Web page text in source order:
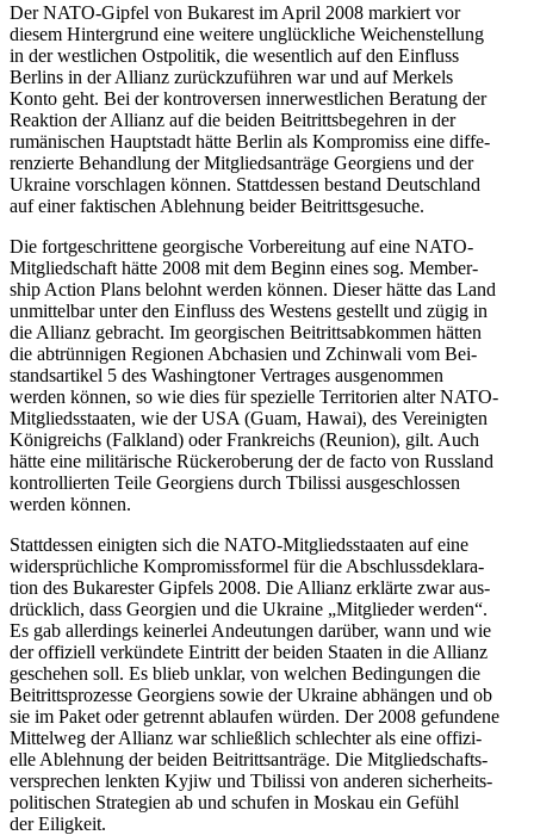
Der NATO-Gipfel von Buka­rest im April 2008 mar­kiert vor
diesem Hin­ter­grund eine weitere unglück­li­che Wei­chen­stel­lung
in der west­li­chen Ost­po­li­tik, die wesent­lich auf den Ein­fluss
Berlins in der Allianz zurück­zu­füh­ren war und auf Merkels
Konto geht. Bei der kon­tro­ver­sen inner­west­li­chen Bera­tung der
Reak­tion der Allianz auf die beiden Bei­tritts­be­geh­ren in der
rumä­ni­schen Haupt­stadt hätte Berlin als Kom­pro­miss eine dif­fe­
ren­zierte Behand­lung der Mit­glieds­an­träge Geor­gi­ens und der
Ukraine vor­schla­gen können. Statt­des­sen bestand Deutsch­land
auf einer fak­ti­schen Ableh­nung beider Beitrittsgesuche.
Die fort­ge­schrit­tene geor­gi­sche Vor­be­rei­tung auf eine NATO-
Mit­glied­schaft hätte 2008 mit dem Beginn eines sog. Mem­ber­
ship Action Plans belohnt werden können. Dieser hätte das Land
unmit­tel­bar unter den Ein­fluss des Westens gestellt und zügig in
die Allianz gebracht. Im geor­gi­schen Bei­tritts­ab­kom­men hätten
die abtrün­ni­gen Regio­nen Abcha­sien und Zchin­wali vom Bei­
stands­ar­ti­kel 5 des Washing­to­ner Ver­tra­ges aus­ge­nom­men
werden können, so wie dies für spe­zi­elle Ter­ri­to­rien alter NATO-
Mit­glieds­staa­ten, wie der USA (Guam, Hawai), des Ver­ei­nig­ten
König­reichs (Falk­land) oder Frank­reichs (Reunion), gilt. Auch
hätte eine mili­tä­ri­sche Rück­erobe­rung der de facto von Russ­land
kon­trol­lier­ten Teile Geor­gi­ens durch Tbi­lissi aus­ge­schlos­sen
werden können.
Statt­des­sen einig­ten sich die NATO-Mit­glieds­staa­ten auf eine
wider­sprüch­li­che Kom­pro­miss­for­mel für die Abschluss­de­kla­ra­
tion des Buka­res­ter Gipfels 2008. Die Allianz erklärte zwar aus­
drück­lich, dass Geor­gien und die Ukraine „Mit­glie­der werden“.
Es gab aller­dings kei­ner­lei Andeu­tun­gen darüber, wann und wie
der offi­zi­ell ver­kün­dete Ein­tritt der beiden Staaten in die Allianz
gesche­hen soll. Es blieb unklar, von welchen Bedin­gun­gen die
Bei­tritts­pro­zesse Geor­gi­ens sowie der Ukraine abhän­gen und ob
sie im Paket oder getrennt ablau­fen würden. Der 2008 gefun­dene
Mit­tel­weg der Allianz war schließ­lich schlech­ter als eine offi­zi­
elle Ableh­nung der beiden Bei­tritts­an­träge. Die Mit­glied­schafts­
ver­spre­chen lenkten Kyjiw und Tbi­lissi von anderen sicher­heits­
po­li­ti­schen Stra­te­gien ab und schufen in Moskau ein Gefühl
der Eiligkeit.